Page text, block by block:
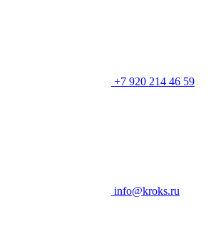
+7 920 214 46 59
info@kroks.ru